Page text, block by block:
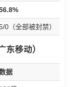
0（全部被封禁）
东移动）
据